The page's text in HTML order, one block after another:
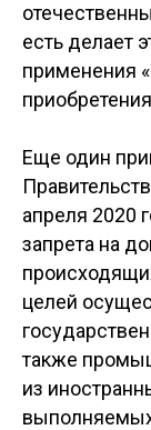
есть делает
применения
Еще один
апреля 2020
запрета на
целей
также
из